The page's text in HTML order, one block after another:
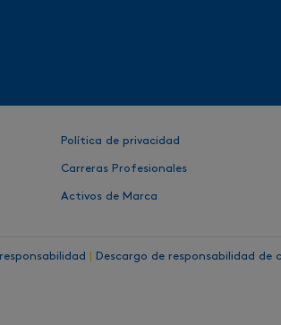
Política de privacidad
Carreras Profesionales
Activos de Marca
Descargo de responsabilidad de